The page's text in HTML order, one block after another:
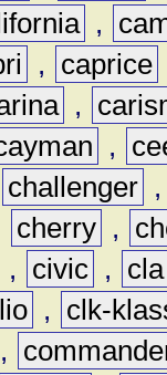
,
, caprice
,
,
challenger
cherry ,
, civic ,
cla
,
clk-
,